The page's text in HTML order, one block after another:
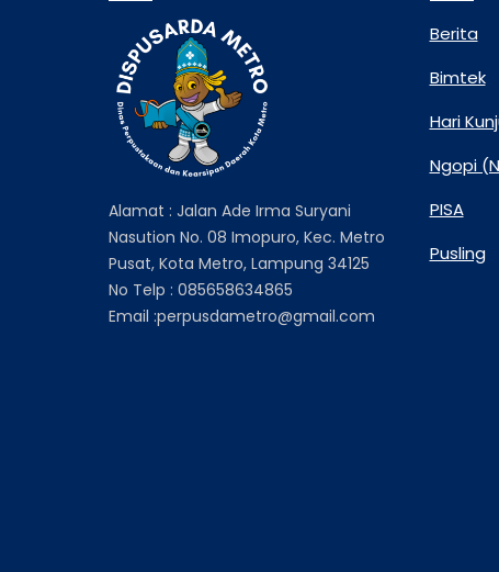
Alamat : Jalan Ade Irma Suryani
Nasution No. 08 Imopuro, Kec. Metro
Pusat, Kota Metro, Lampung 34125
No Telp : 085658634865
Email :perpusdametro@gmail.com
Berita
Bimtek
Hari
Ngopi
PISA
Pusling